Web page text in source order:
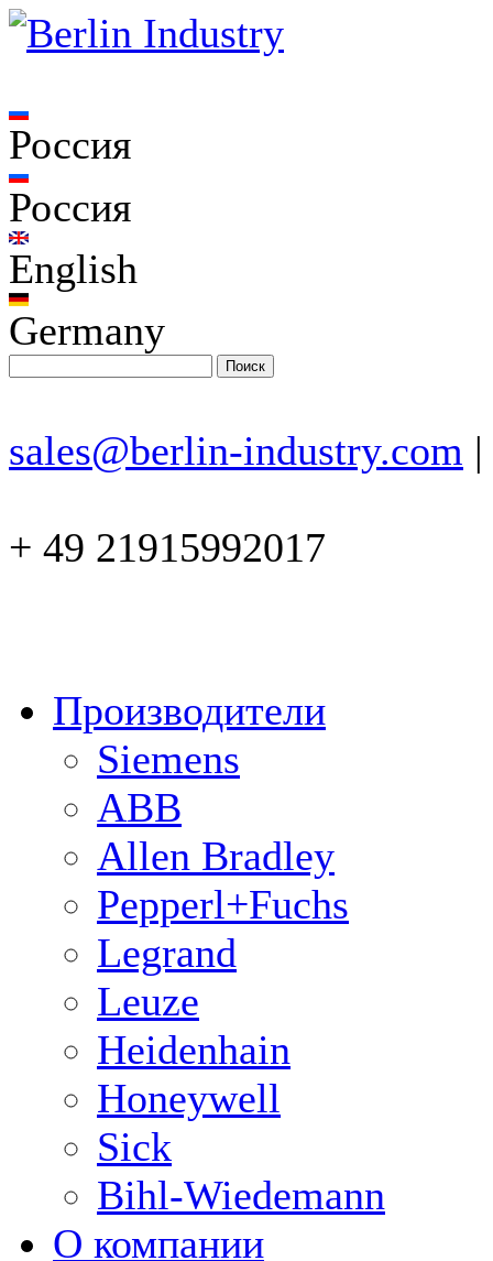
Россия
Россия
English
Germany
sales@berlin-industry.com |
+ 49 21915992017
Производители
Siemens
ABB
Allen Bradley
Pepperl+Fuchs
Legrand
Leuze
Heidenhain
Honeywell
Sick
Bihl-Wiedemann
О компании